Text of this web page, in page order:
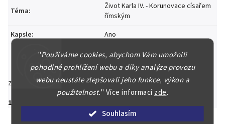
"Používáme cookies, abychom Vám umožnili
pohodlné prohlížení webu a díky analýze provozu
webu neustále zlepšovali jeho funkce, výkon a
použitelnost." Více informacízde.
Souhlasím
1 600 Kč
Téma:
Život Karla IV. - Korunovace císařem
římským
Kapsle: Ano
Zeptat se Hlídat Sdílet